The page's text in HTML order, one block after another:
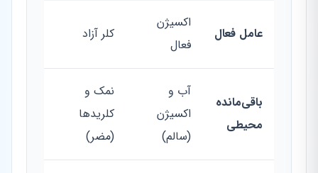
عامل فعال
اکسیژن
فعال
کلر آزاد
باقی‌مانده
محیطی
آب و
اکسیژن
(سالم)
نمک و
کلریدها
(مضر)